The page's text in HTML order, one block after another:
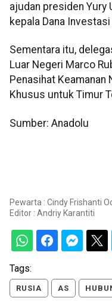
ajudan presiden Yury
kepala Dana
Sementara itu,
Luar Negeri Marco
Penasihat Keamanan
Khusus untuk Timur
Sumber: Anadolu
Pewarta : Cindy Frishanti
Editor : Andriy Karantiti
Tags:
RUSIA AS